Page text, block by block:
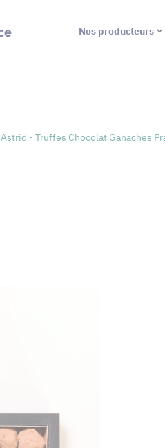
Nos producteurs
- Truffes Chocolat Ganaches